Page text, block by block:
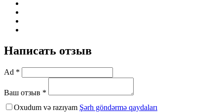
Написать отзыв
Ad *
Ваш отзыв *
Oxudum və razıyam Şərh göndərmə qaydaları